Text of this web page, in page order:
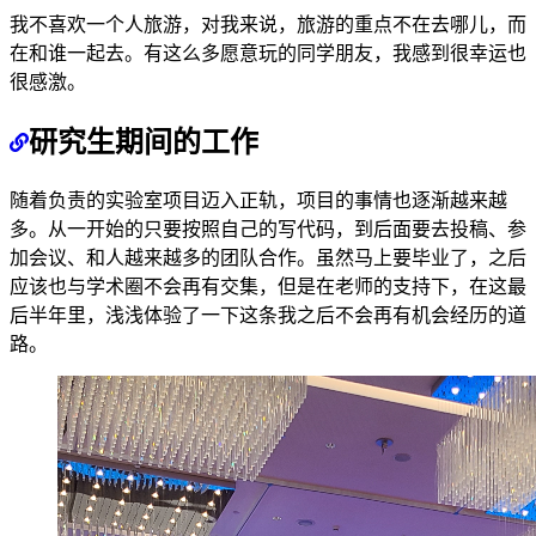
我不喜欢一个人旅游，对我来说，旅游的重点不在去哪儿，而
在和谁一起去。有这么多愿意玩的同学朋友，我感到很幸运也
很感激。
研究生期间的工作
随着负责的实验室项目迈入正轨，项目的事情也逐渐越来越
多。从一开始的只要按照自己的写代码，到后面要去投稿、参
加会议、和人越来越多的团队合作。虽然马上要毕业了，之后
应该也与学术圈不会再有交集，但是在老师的支持下，在这最
后半年里，浅浅体验了一下这条我之后不会再有机会经历的道
路。